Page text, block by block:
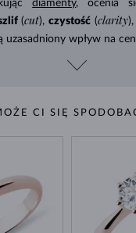
diamenty, ocenia
(cut), czystość (clarity),
uzasadniony wpływ na
CI SIĘ